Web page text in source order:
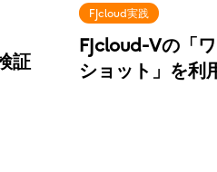
証
FJcloud実践
FJcloud-Vの「
ショット」を利